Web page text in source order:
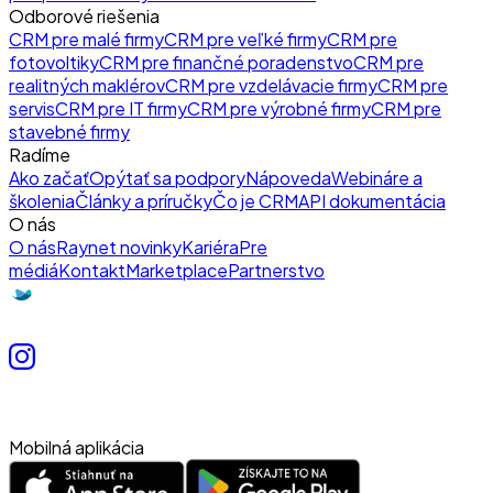
Odborové riešenia
CRM pre malé firmyCRM pre veľké firmyCRM pre
fotovoltikyCRM pre finančné poradenstvoCRM pre
realitných maklérovCRM pre vzdelávacie firmyCRM pre
servisCRM pre IT firmyCRM pre výrobné firmyCRM pre
stavebné firmy
Radíme
Ako začaťOpýtať sa podporyNápovedaWebináre a
školeniaČlánky a príručkyČo je CRMAPI dokumentácia
O nás
O násRaynet novinkyKariéraPre
médiáKontaktMarketplacePartnerstvo
Mobilná aplikácia